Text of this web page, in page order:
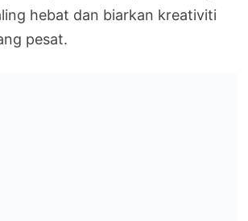
hebat dan biarkan kreativiti
pesat.